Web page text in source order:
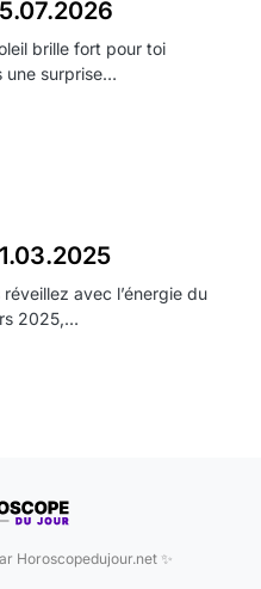
brille fort pour toi
une surprise…
avec l’énergie du
2025,…
Horoscopedujour.net ✨